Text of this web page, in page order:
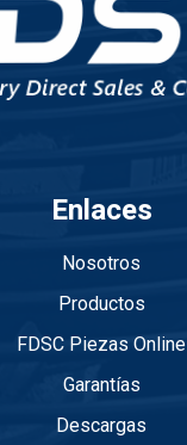
Enlaces
Nosotros
Productos
FDSC Piezas Online
Garantías
Descargas